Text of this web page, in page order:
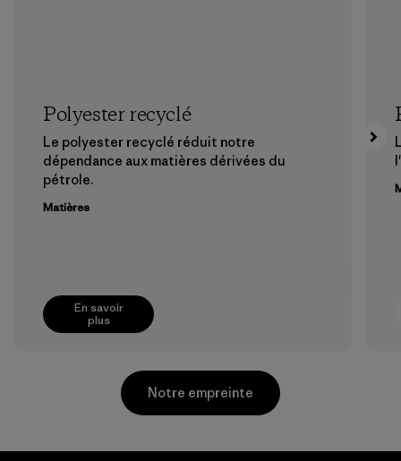
En savoir
plus
Polyester recyclé
Le polyester recyclé réduit notre
dépendance aux matières dérivées du
pétrole.
Matières
Notre empreinte